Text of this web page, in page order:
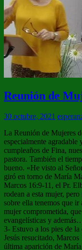
Reunión de
30 octubre, 2021
La Reunión de Mujeres
especialmente agradable
cumpleaños de Fina,
pastora. También el
bueno. «He visto al
giró en torno de María
Marcos 16:9-11, el Pr.
rodean a esta mujer,
sobre ella tenemos que
mujer comprometida,
evangelísticas y
3- Estuvo a los pies de
Jesús resucitado,
última aparición de